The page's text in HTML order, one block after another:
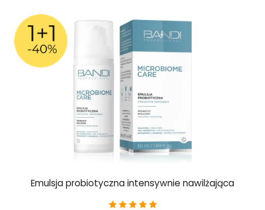
Emulsja probiotyczna intensywnie nawilżająca